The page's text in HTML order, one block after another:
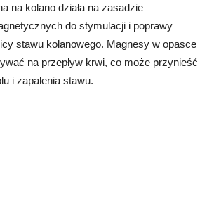
na kolano działa na zasadzie
do stymulacji i poprawy
stawu kolanowego. Magnesy w opasce
na przepływ krwi, co może przynieść
i zapalenia stawu.